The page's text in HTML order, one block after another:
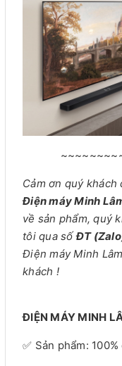
Cảm ơn quý khách
Điện máy Minh
về sản phẩm, quý
tôi qua sốĐT
Điện máy Minh
khách !
ĐIỆN MÁY MINH
✅ Sản phẩm: